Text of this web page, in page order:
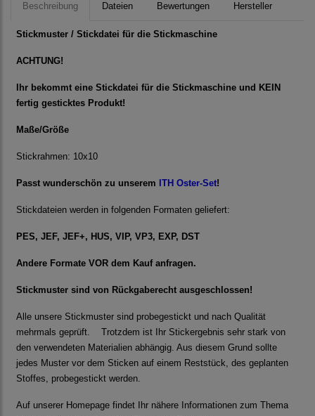
Beschreibung Dateien Bewertungen Hersteller
Stickmuster / Stickdatei für die Stickmaschine
ACHTUNG!
Ihr bekommt eine Stickdatei für die Stickmaschine und KEIN
fertig gesticktes Produkt!
Maße/Größe
Stickrahmen: 10x10
Passt wunderschön zu unserem ITH Oster-Set!
Stickdateien werden in folgenden Formaten geliefert:
PES, JEF, JEF+, HUS, VIP, VP3, EXP, DST
Andere Formate VOR dem Kauf anfragen.
Stickmuster sind von Rückgaberecht ausgeschlossen!
Alle unsere Stickmuster sind probegestickt und nach Qualität
mehrmals geprüft. Trotzdem ist Ihr Stickergebnis sehr stark von
den verwendeten Materialien abhängig. Aus diesem Grund sollte
jedes Muster vor dem Sticken auf einem Reststück, des geplanten
Stoffes, probegestickt werden.
Auf unserer Homepage findet Ihr nähere Informationen zum Thema